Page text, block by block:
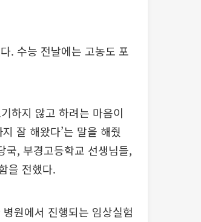
. 수능 전날에는 고농도 포
하지 않고 하려는 마음이
잘 해왔다’는 말을 해줬
국, 부경고등학교 선생님들,
을 전했다.
원에서 진행되는 임상실험